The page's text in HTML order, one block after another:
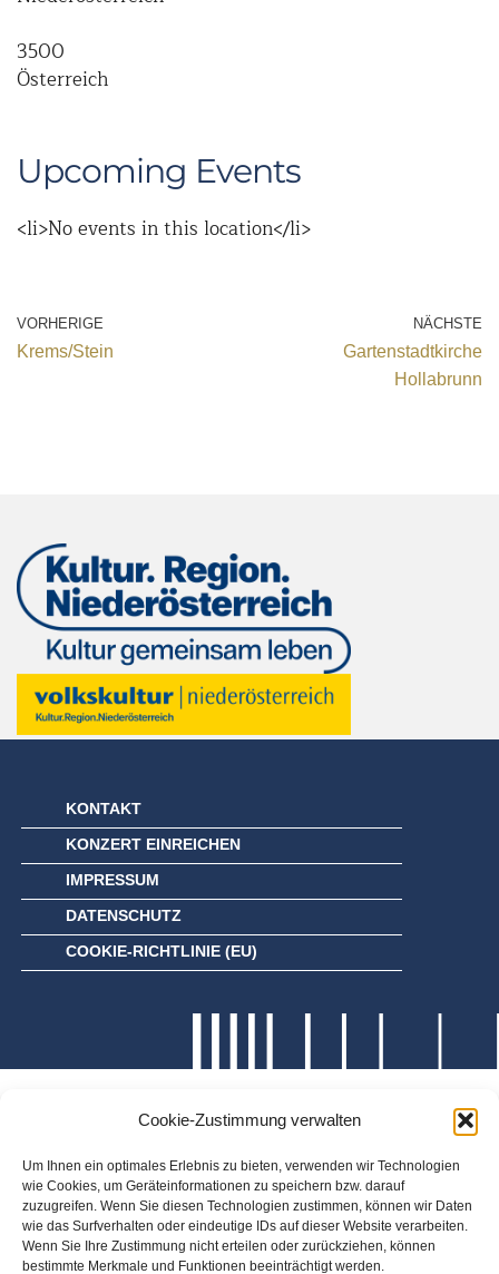
Cookie-Zustimmung verwalten
Um Ihnen ein optimales Erlebnis zu bieten, verwenden wir Technologien
wie Cookies, um Geräteinformationen zu speichern bzw. darauf
zuzugreifen. Wenn Sie diesen Technologien zustimmen, können wir Daten
wie das Surfverhalten oder eindeutige IDs auf dieser Website verarbeiten.
Wenn Sie Ihre Zustimmung nicht erteilen oder zurückziehen, können
bestimmte Merkmale und Funktionen beeinträchtigt werden.
3500
Österreich
Upcoming Events
<li>No events in this location</li>
VORHERIGE
Krems/Stein
NÄCHSTE
Gartenstadtkirche
Hollabrunn
KONTAKT
KONZERT EINREICHEN
IMPRESSUM
DATENSCHUTZ
COOKIE-RICHTLINIE (EU)